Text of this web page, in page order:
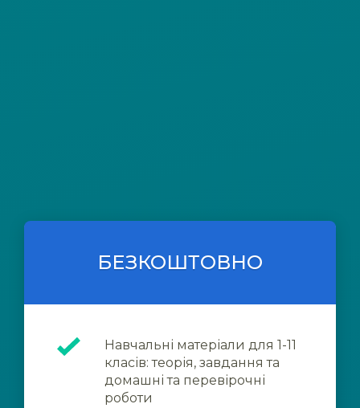
БЕЗКОШТОВНО
Навчальні матеріали для 1-11
класів: теорія, завдання та
домашні та перевірочні
роботи